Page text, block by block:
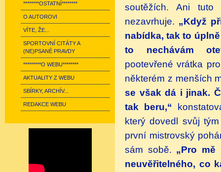
********OSTATNÍ********
O AUTOROVI
VÍTE, ŽE...
SPORTOVNÍ CITÁTY A
(NE)PSANÉ PRAVDY
*********O WEBU********
AKTUALITY Z WEBU
SBÍRKY, ARCHÍV...
REDAKCE WEBU
soutěžích. Ani tuto
nezavrhuje. „Když
nabídka, tak to
to nechávám
pootevřené vrátka
některém z menších
se však dá i jinak.
tak beru,“
který dovedl svůj
první mistrovský
sám sobě. „Pro mě
neuvěřitelného, co